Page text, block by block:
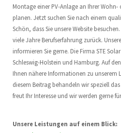
Montage einer PV-Anlage an Ihrer
planen. Jetzt suchen Sie nach einem
Schön, dass Sie unsere Website
viele Jahre Berufserfahrung zurück.
informieren Sie gerne. Die Firma STE
Schleswig-Holstein und Hamburg. Auf
Ihnen nähere Informationen zu unserem
diesem Beitrag behandeln wir speziell
freut Ihr Interesse und wir werden gerne
Unsere Leistungen auf einem Blick: